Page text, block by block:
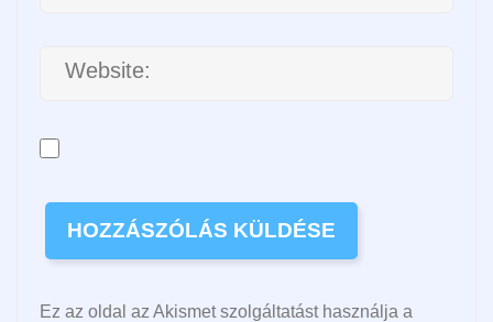
Ez az oldal az Akismet szolgáltatást használja a